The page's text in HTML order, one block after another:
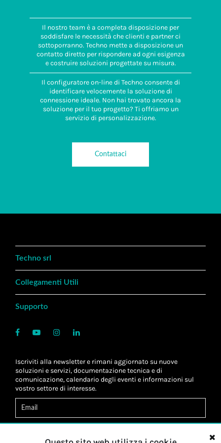
Il nostro team è a completa disposizione per
soddisfare le necessità che clienti e partner ci
sottoporranno. Techno mette a disposizione un
contatto diretto per rispondere ad ogni esigenza
e costruire soluzioni progettate su misura.
Il configuratore on-line di Techno consente di
identificare velocemente la soluzione di
connessione ideale. Non hai trovato ancora la
soluzione per il tuo progetto? Ti offriamo un
servizio di personalizzazione.
Contattaci
Techno srl
Collegamenti Utili
Supporto
Iscriviti alla newsletter e rimani aggiornato su nuove
soluzioni e servizi, documentazione tecnica e di
comunicazione, calendario degli eventi e informazioni sul
vostro settore di interesse.
Letta l'informativa, autorizzo altrattamento dei miei dati